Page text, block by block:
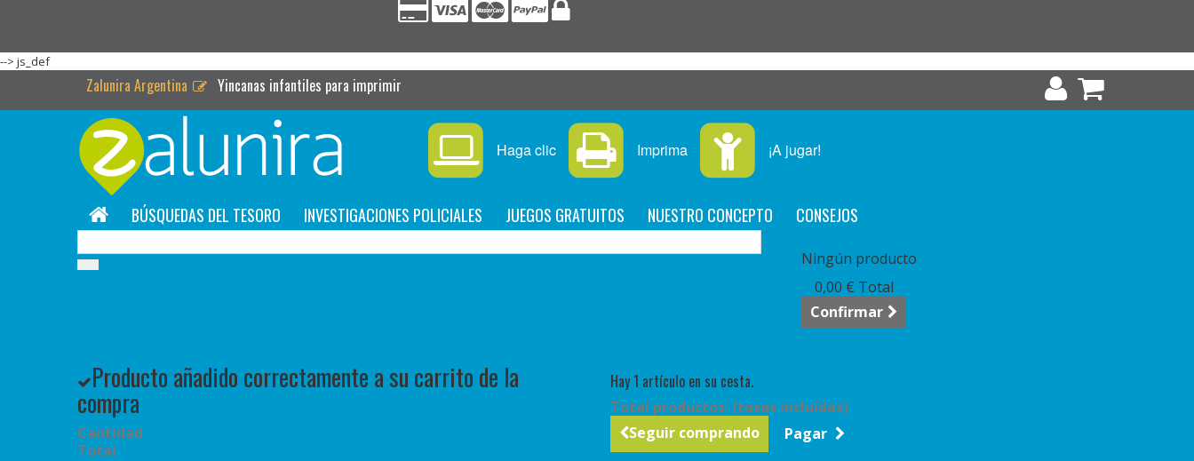
--> js_def
Zalunira Argentina Yincanas infantiles para imprimir
Haga clic Imprima ¡A jugar!
BÚSQUEDAS DEL TESORO INVESTIGACIONES POLICIALES JUEGOS GRATUITOS NUESTRO CONCEPTO CONSEJOS
Ningún producto
0,00 € Total
Confirmar
Producto añadido correctamente a su carrito de la
compra
Cantidad
Total
Hay 1 artículo en su cesta.
Total productos: (tasas incluídas)
Seguir comprando
Pagar